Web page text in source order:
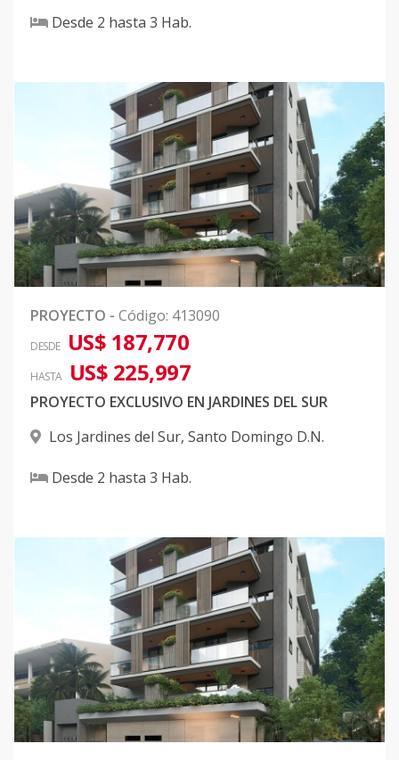
Desde 2 hasta 3 Hab.
PROYECTO - Código: 413090
DESDE US$ 187,770
HASTA US$ 225,997
PROYECTO EXCLUSIVO EN JARDINES DEL SUR
Los Jardines del Sur, Santo Domingo D.N.
Desde 2 hasta 3 Hab.